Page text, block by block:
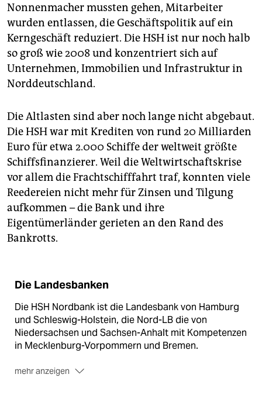
Nonnenmacher mussten gehen, Mitarbeiter
wurden entlassen, die Geschäftspolitik auf ein
Kerngeschäft reduziert. Die HSH ist nur noch halb
so groß wie 2008 und konzentriert sich auf
Unternehmen, Immobilien und Infrastruktur in
Norddeutschland.
Die Altlasten sind aber noch lange nicht abgebaut.
Die HSH war mit Krediten von rund 20 Milliarden
Euro für etwa 2.000 Schiffe der weltweit größte
Schiffsfinanzierer. Weil die Weltwirtschaftskrise
vor allem die Frachtschifffahrt traf, konnten viele
Reedereien nicht mehr für Zinsen und Tilgung
aufkommen – die Bank und ihre
Eigentümerländer gerieten an den Rand des
Bankrotts.
Die Landesbanken
Die HSH Nordbank ist die Landesbank von Hamburg
und Schleswig-Holstein, die Nord-LB die von
Niedersachsen und Sachsen-Anhalt mit Kompetenzen
in Mecklenburg-Vorpommern und Bremen.
mehr anzeigen